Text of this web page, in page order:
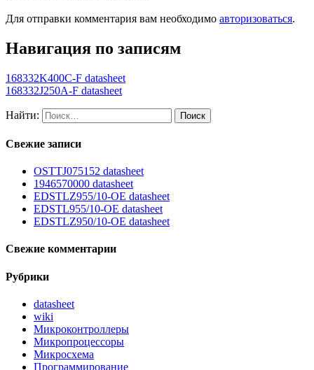
Для отправки комментария вам необходимо авторизоваться.
Навигация по записям
168332K400C-F datasheet
168332J250A-F datasheet
Найти:
Свежие записи
OSTTJ075152 datasheet
1946570000 datasheet
EDSTLZ955/10-OE datasheet
EDSTL955/10-OE datasheet
EDSTLZ950/10-OE datasheet
Свежие комментарии
Рубрики
datasheet
wiki
Микроконтроллеры
Микропроцессоры
Микросхема
Программирование